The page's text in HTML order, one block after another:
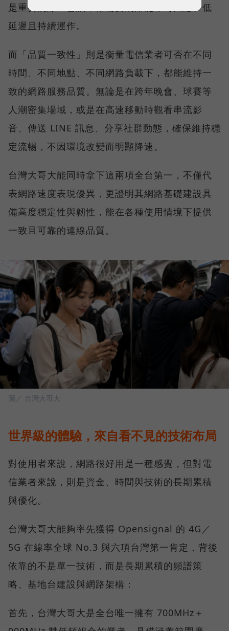
是重要的線上會議，都需要網路能即時回應、低
延遲且持續運作。
而「品質一致性」則是衡量電信業者可否在不同
時間、不同地點、不同網路負載下，都能維持一
致的網路服務品質。無論是在跨年晚會、球賽等
人潮密集場域，或是在高速移動時觀看串流影
音、傳送 LINE 訊息、分享社群動態，確保維持穩
定流暢，不因環境改變而明顯降速。
台灣大哥大能同時拿下這兩項全台第一，不僅代
表網路速度表現優異，更證明其網路基礎建設具
備高度穩定性與韌性，能在各種使用情境下提供
一致且可靠的連線品質。
圖／ 台灣大哥大
世界級的體驗，來自看不見的技術布局
對使用者來說，網路很好用是一種感覺，但對電
信業者來說，則是資金、時間與技術的長期累積
與優化。
台灣大哥大能夠率先獲得 Opensignal 的 4G／
5G 在線率全球 No.3 與六項台灣第一肯定，背後
依靠的不是單一技術，而是長期累積的頻譜策
略、基地台建設與網路架構：
首先，台灣大哥大是全台唯一擁有 700MHz＋